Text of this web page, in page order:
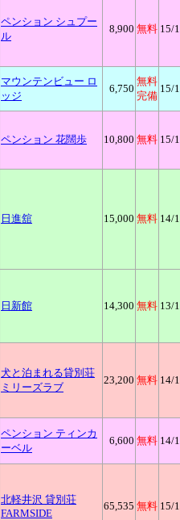
ペンション シュプー
ル
8,900 無料 15/
マウンテンビュー ロ
ッジ
6,750
無料
完備
15/
ペンション 花闊歩 10,800 無料 15/
日進舘 15,000 無料 14/
日新館 14,300 無料 13/
犬と泊まれる貸別荘
ミリーズラブ
23,200 無料 14/
ペンション ティンカ
ーベル
6,600 無料 14/
北軽井沢 貸別荘
FARMSIDE
65,535 無料 15/